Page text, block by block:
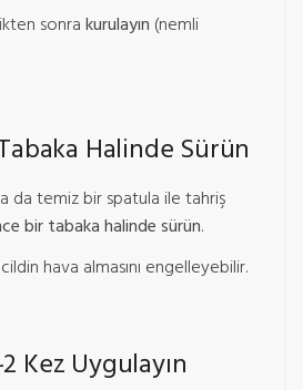
sonrakurulayın (nemli
Halinde Sürün
da temiz bir spatula ile tahriş
bir tabaka halinde sürün.
hava almasını engelleyebilir.
Kez Uygulayın